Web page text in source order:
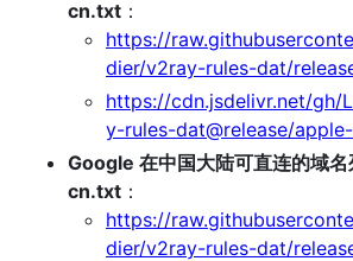
cn.txt ：
https://
dier/v2ray-rules-dat/
https://cdn.jsdelivr.net/gh/
y-rules-dat@release/
Google 在中国大陆可直连的域
cn.txt ：
https://
dier/v2ray-rules-dat/